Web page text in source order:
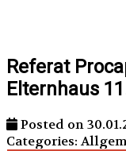
Referat
Elternhaus
Posted on
Categories: